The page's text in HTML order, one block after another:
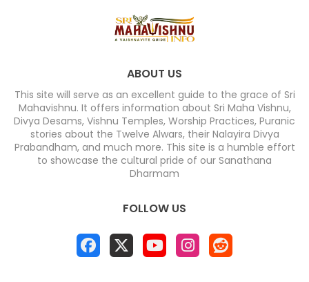
ABOUT US
This site will serve as an excellent guide to the grace of Sri
Mahavishnu. It offers information about Sri Maha Vishnu,
Divya Desams, Vishnu Temples, Worship Practices, Puranic
stories about the Twelve Alwars, their Nalayira Divya
Prabandham, and much more. This site is a humble effort
to showcase the cultural pride of our Sanathana
Dharmam
FOLLOW US